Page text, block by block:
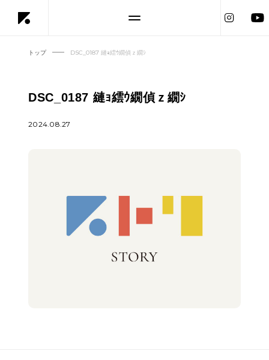
トップ DSC_0187 縺ｮ繧ｳ繝偵ｚ繝ｼ
DSC_0187 縺ｮ繧ｳ繝偵ｚ繝ｼ
2024.08.27